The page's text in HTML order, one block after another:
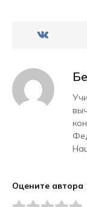
Оцените автора